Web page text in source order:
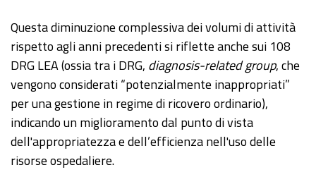
Questa diminuzione complessiva dei volumi di attività
rispetto agli anni precedenti si riflette anche sui 108
DRG LEA (ossia tra i DRG, diagnosis-related group, che
vengono considerati “potenzialmente inappropriati”
per una gestione in regime di ricovero ordinario),
indicando un miglioramento dal punto di vista
dell'appropriatezza e dell’efficienza nell'uso delle
risorse ospedaliere.